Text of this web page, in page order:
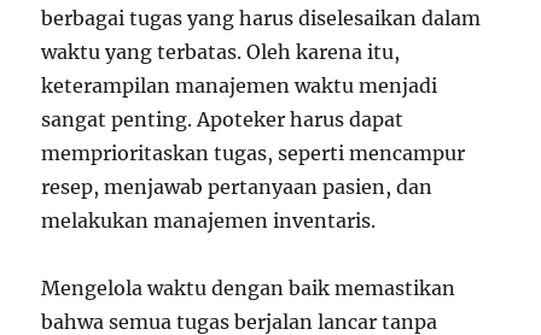
berbagai tugas yang harus diselesaikan dalam
waktu yang terbatas. Oleh karena itu,
keterampilan manajemen waktu menjadi
sangat penting. Apoteker harus dapat
memprioritaskan tugas, seperti mencampur
resep, menjawab pertanyaan pasien, dan
melakukan manajemen inventaris.
Mengelola waktu dengan baik memastikan
bahwa semua tugas berjalan lancar tanpa